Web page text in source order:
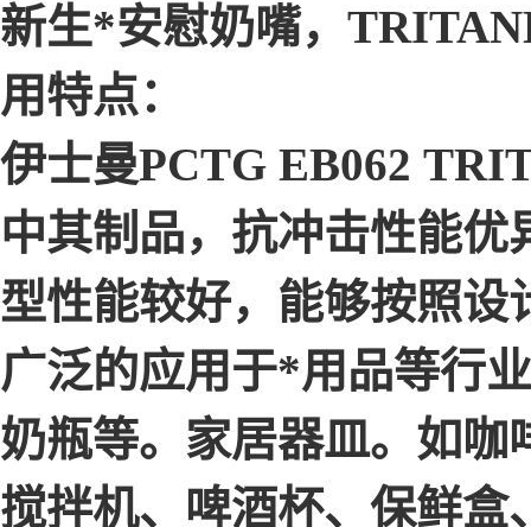
新生*安慰奶嘴，
用特点：
伊士曼PCTG EB062
中其制品，抗冲击性能
型性能较好，能够按照
广泛的应用于*用品等行
奶瓶等。家居器皿。如咖
搅拌机、啤酒杯、保鲜盒